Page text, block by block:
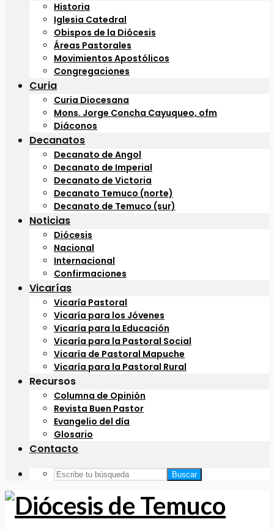
Historia
Iglesia Catedral
Obispos de la Diócesis
Áreas Pastorales
Movimientos Apostólicos
Congregaciones
Curia
Curia Diocesana
Mons. Jorge Concha Cayuqueo, ofm
Diáconos
Decanatos
Decanato de Angol
Decanato de Imperial
Decanato de Victoria
Decanato Temuco (norte)
Decanato de Temuco (sur)
Noticias
Diócesis
Nacional
Internacional
Confirmaciones
Vicarías
Vicaría Pastoral
Vicaría para los Jóvenes
Vicaría para la Educación
Vicaría para la Pastoral Social
Vicaría de Pastoral Mapuche
Vicaría para la Pastoral Rural
Recursos
Columna de Opinión
Revista Buen Pastor
Evangelio del día
Glosario
Contacto
Buscar